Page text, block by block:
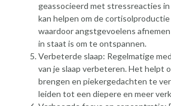
geassocieerd met stressreacties
kan helpen om de
waardoor angstgevoelens
in staat is om te ontspannen.
Verbeterde slaap: Regelmatige
van je slaap verbeteren. Het helpt
brengen en piekergedachten te
leiden tot een diepere en meer